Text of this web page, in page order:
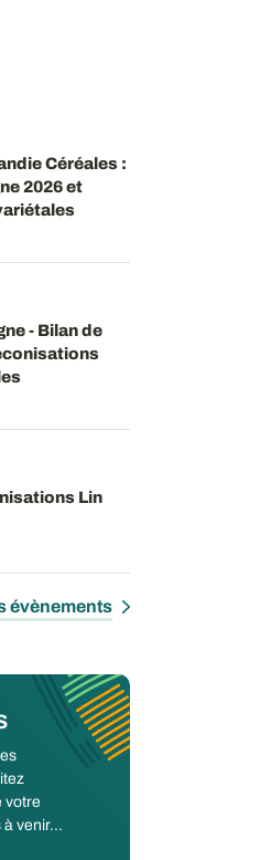
Céréales :
2026 et
- Bilan de
Lin
évènements
votre
venir...